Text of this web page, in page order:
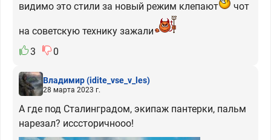
видимо это стили за новый режим клепают чот
на советскую технику зажали
3
0
Владимир(idite_vse_v_les)
28 марта 2023 г.
А где под Сталинградом, экипаж пантерки, пальм
нарезал? исссторичнооо!